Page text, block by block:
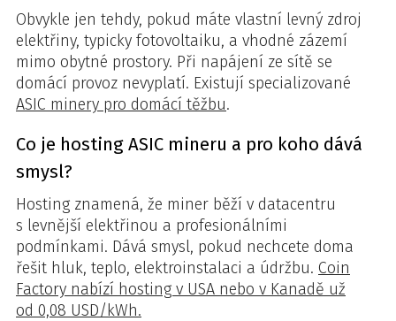
Obvykle jen tehdy, pokud máte vlastní levný zdroj
elektřiny, typicky fotovoltaiku, a vhodné zázemí
mimo obytné prostory. Při napájení ze sítě se
domácí provoz nevyplatí. Existují specializované
ASIC minery pro domácí těžbu.
Co je hosting ASIC mineru a pro koho dává
smysl?
Hosting znamená, že miner běží v datacentru
s levnější elektřinou a profesionálními
podmínkami. Dává smysl, pokud nechcete doma
řešit hluk, teplo, elektroinstalaci a údržbu. Coin
Factory nabízí hosting v USA nebo v Kanadě už
od 0,08 USD/kWh.